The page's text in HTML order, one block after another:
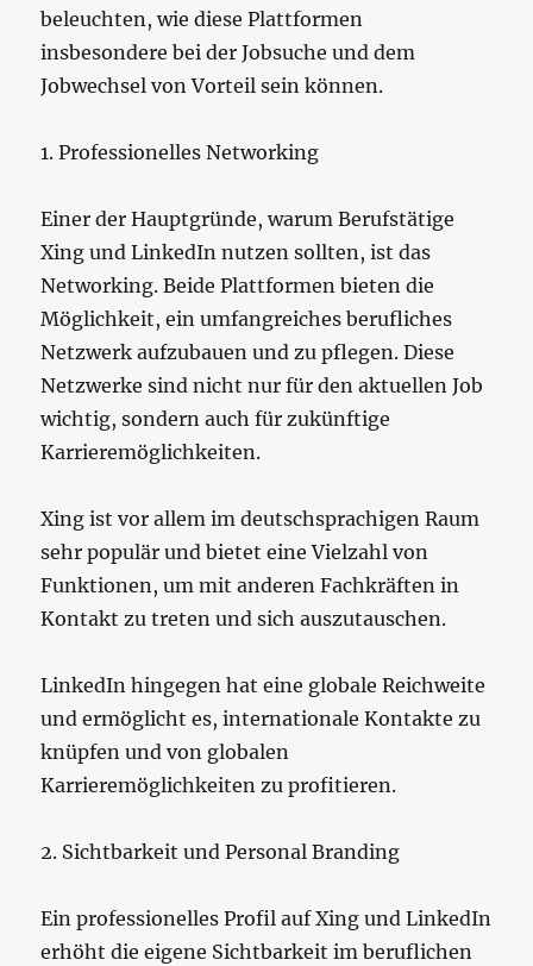
beleuchten, wie diese Plattformen
insbesondere bei der Jobsuche und dem
Jobwechsel von Vorteil sein können.
1. Professionelles Networking
Einer der Hauptgründe, warum Berufstätige
Xing und LinkedIn nutzen sollten, ist das
Networking. Beide Plattformen bieten die
Möglichkeit, ein umfangreiches berufliches
Netzwerk aufzubauen und zu pflegen. Diese
Netzwerke sind nicht nur für den aktuellen Job
wichtig, sondern auch für zukünftige
Karrieremöglichkeiten.
Xing ist vor allem im deutschsprachigen Raum
sehr populär und bietet eine Vielzahl von
Funktionen, um mit anderen Fachkräften in
Kontakt zu treten und sich auszutauschen.
LinkedIn hingegen hat eine globale Reichweite
und ermöglicht es, internationale Kontakte zu
knüpfen und von globalen
Karrieremöglichkeiten zu profitieren.
2. Sichtbarkeit und Personal Branding
Ein professionelles Profil auf Xing und LinkedIn
erhöht die eigene Sichtbarkeit im beruflichen